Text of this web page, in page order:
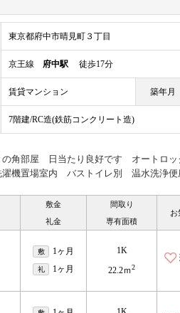
東京都府中市晴見町３丁目
京王線 府中駅 徒歩17分
賃貸マンション 築年月
7階建/RC造(鉄筋コンクリート造)
角部屋 日当たり良好です オートロ
機置場室内 バストイレ別 温水洗浄便
敷金
礼金
間取り
専有面積
お
敷 1ヶ月
礼 1ヶ月
1K
22.2ｍ2